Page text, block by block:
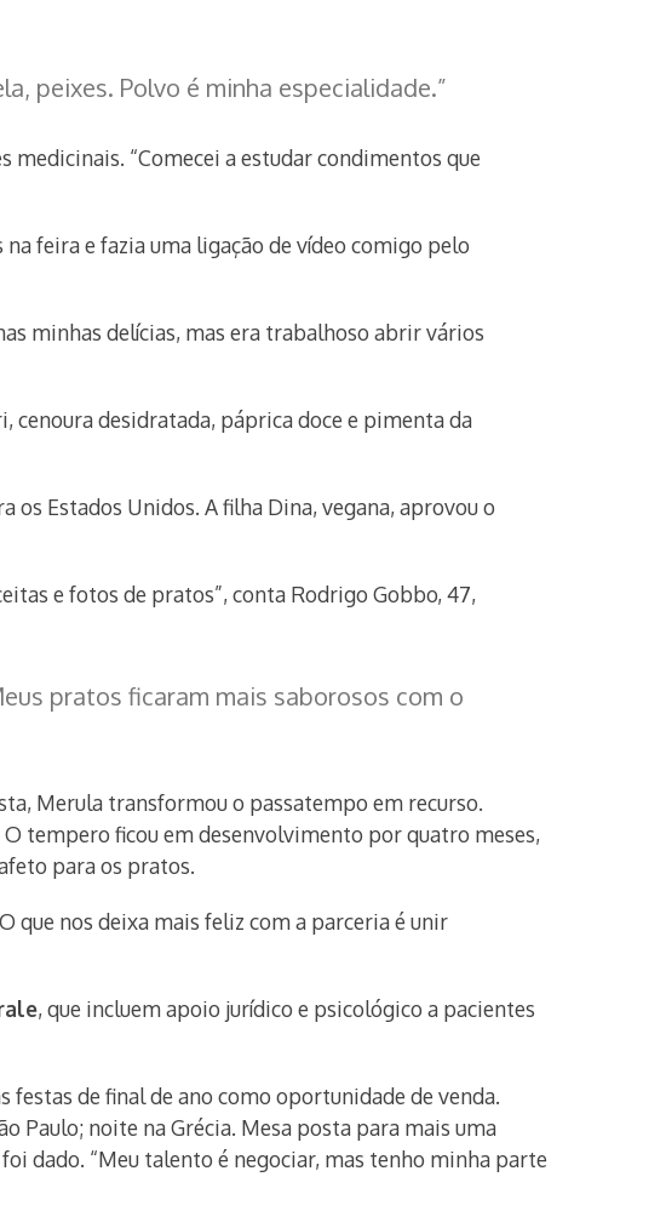
peixes. Polvo é minha especialidade.”
medicinais. “Comecei a estudar condimentos que
feira e fazia uma ligação de vídeo comigo pelo
minhas delícias, mas era trabalhoso abrir vários
cenoura desidratada, páprica doce e pimenta da
Estados Unidos. A filha Dina, vegana, aprovou o
e fotos de pratos”, conta Rodrigo Gobbo, 47,
pratos ficaram mais saborosos com o
Merula transformou o passatempo em recurso.
tempero ficou em desenvolvimento por quatro meses,
para os pratos.
que nos deixa mais feliz com a parceria é unir
, que incluem apoio jurídico e psicológico a pacientes
festas de final de ano como oportunidade de venda.
Paulo; noite na Grécia. Mesa posta para mais uma
dado. “Meu talento é negociar, mas tenho minha parte